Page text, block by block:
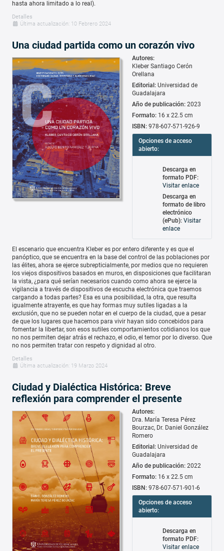
hasta ahora limitado a lo real).
Detalles
Última actualización: 10 Febrero 2024
Una ciudad partida como un corazón vivo
Autores:
Kleber Santiago Cerón
Orellana
Editorial: Universidad de
Guadalajara
Año de publicación: 2023
Formato: 16 x 22.5 cm
ISBN: 978-607-571-926-9
Opciones de acceso
abierto:
Descarga en
formato PDF:
Visitar enlace
Descarga en
formato de libro
electrónico
(ePub): Visitar
enlace
El escenario que encuentra Kleber es por entero diferente y es que el
panóptico, que se encuentra en la base del control de las poblaciones por
las élites, ahora se ejerce subrepticialmente, por medios que no requieren
los viejos dispositivos basados en muros, en disposiciones que facilitaran
la vista, ¿para qué serían necesarios cuando como ahora se ejerce la
vigilancia a través de dispositivos de escucha electrónica que traemos
cargando a todas partes? Esa es una posibilidad, la otra, que resulta
igualmente atrayente, es que hay formas muy sutiles ligadas a la
exclusión, que no se pueden notar en el cuerpo de la ciudad, que a pesar
de que los lugares que hacemos para vivir hayan sido concebidos para
fomentar la libertar, son esos sutiles comportamientos cotidianos los que
no nos permiten dejar atrás el rechazo, el odio, el temor por lo diverso. Que
no nos permiten tratar con respeto y dignidad al otro.
Detalles
Última actualización: 19 Marzo 2024
Ciudad y Dialéctica Histórica: Breve
reflexión para comprender el presente
Autores:
Dra. María Teresa Pérez
Bourzac Dr. Daniel González
Romero
Editorial: Universidad de
Guadalajara
Año de publicación: 2022
Formato: 16 x 22.5 cm
ISBN: 978-607-571-901-6
Opciones de acceso
abierto:
Descarga en
formato PDF:
Visitar enlace